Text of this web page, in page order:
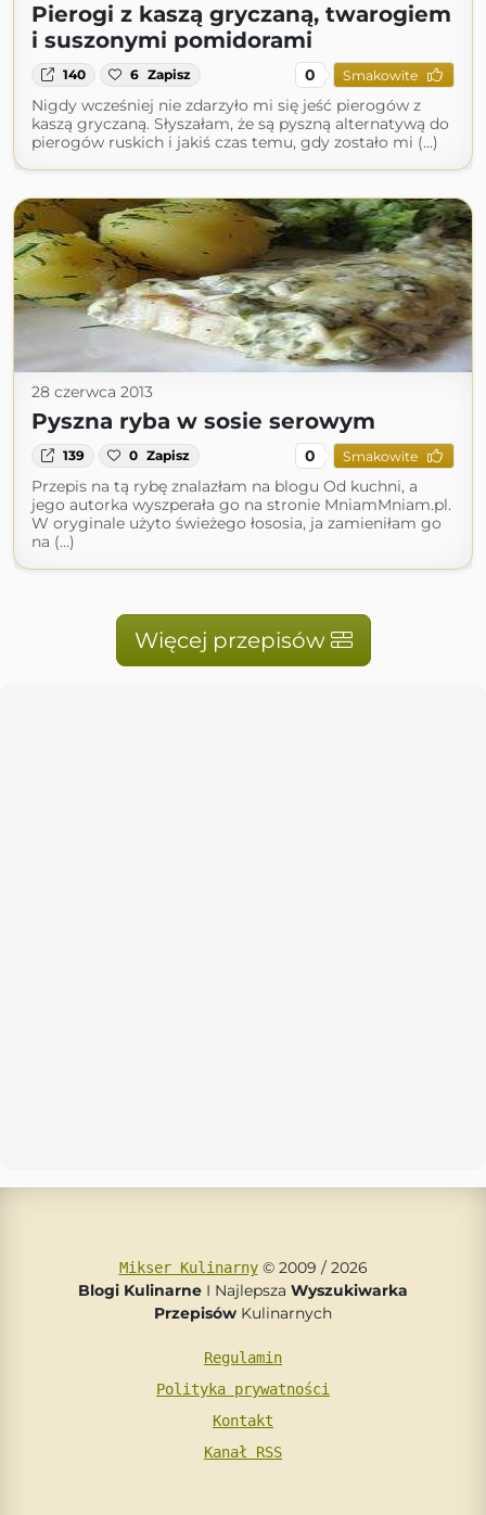
Pierogi z kaszą gryczaną, twarogiem
i suszonymi pomidorami
140 6 Zapisz 0 Smakowite
Nigdy wcześniej nie zdarzyło mi się jeść pierogów z
kaszą gryczaną. Słyszałam, że są pyszną alternatywą do
pierogów ruskich i jakiś czas temu, gdy zostało mi (...)
28 czerwca 2013
Pyszna ryba w sosie serowym
139 0 Zapisz 0 Smakowite
Przepis na tą rybę znalazłam na blogu Od kuchni, a
jego autorka wyszperała go na stronie MniamMniam.pl.
W oryginale użyto świeżego łososia, ja zamieniłam go
na (...)
Więcej przepisów
Mikser Kulinarny© 2009 / 2026
Blogi Kulinarne I Najlepsza Wyszukiwarka
Przepisów Kulinarnych
Regulamin
Polityka prywatności
Kontakt
Kanał RSS